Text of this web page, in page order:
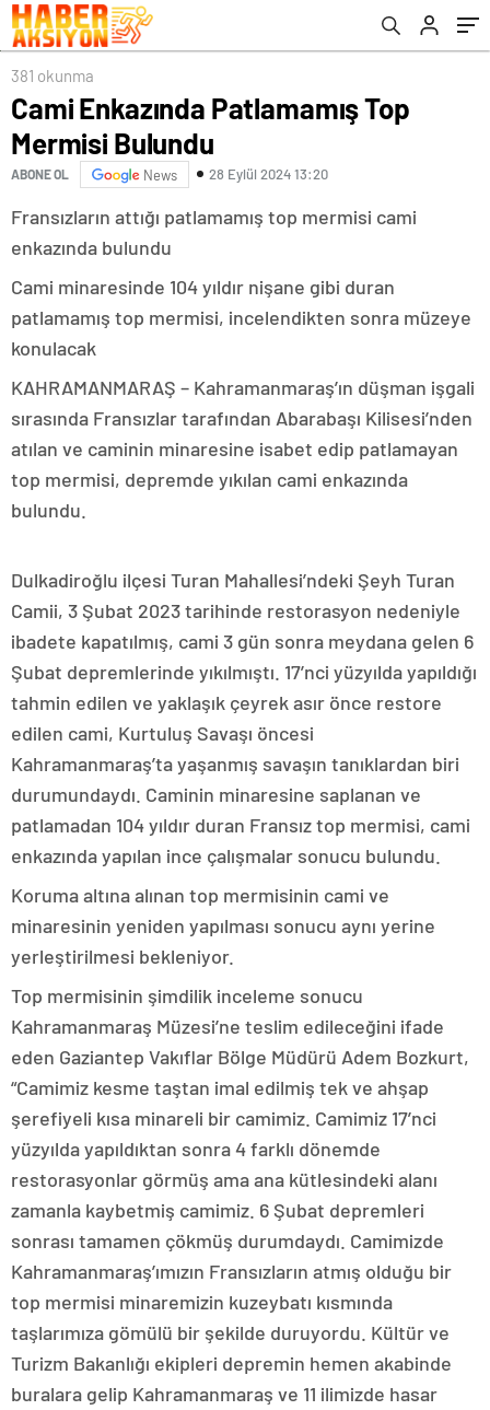
381 okunma
Cami Enkazında Patlamamış Top
Mermisi Bulundu
ABONE OL News 28 Eylül 2024 13:20
Fransızların attığı patlamamış top mermisi cami
enkazında bulundu
Cami minaresinde 104 yıldır nişane gibi duran
patlamamış top mermisi, incelendikten sonra müzeye
konulacak
KAHRAMANMARAŞ – Kahramanmaraş’ın düşman işgali
sırasında Fransızlar tarafından Abarabaşı Kilisesi’nden
atılan ve caminin minaresine isabet edip patlamayan
top mermisi, depremde yıkılan cami enkazında
bulundu.
Dulkadiroğlu ilçesi Turan Mahallesi’ndeki Şeyh Turan
Camii, 3 Şubat 2023 tarihinde restorasyon nedeniyle
ibadete kapatılmış, cami 3 gün sonra meydana gelen 6
Şubat depremlerinde yıkılmıştı. 17’nci yüzyılda yapıldığı
tahmin edilen ve yaklaşık çeyrek asır önce restore
edilen cami, Kurtuluş Savaşı öncesi
Kahramanmaraş’ta yaşanmış savaşın tanıklardan biri
durumundaydı. Caminin minaresine saplanan ve
patlamadan 104 yıldır duran Fransız top mermisi, cami
enkazında yapılan ince çalışmalar sonucu bulundu.
Koruma altına alınan top mermisinin cami ve
minaresinin yeniden yapılması sonucu aynı yerine
yerleştirilmesi bekleniyor.
Top mermisinin şimdilik inceleme sonucu
Kahramanmaraş Müzesi’ne teslim edileceğini ifade
eden Gaziantep Vakıflar Bölge Müdürü Adem Bozkurt,
“Camimiz kesme taştan imal edilmiş tek ve ahşap
şerefiyeli kısa minareli bir camimiz. Camimiz 17’nci
yüzyılda yapıldıktan sonra 4 farklı dönemde
restorasyonlar görmüş ama ana kütlesindeki alanı
zamanla kaybetmiş camimiz. 6 Şubat depremleri
sonrası tamamen çökmüş durumdaydı. Camimizde
Kahramanmaraş’ımızın Fransızların atmış olduğu bir
top mermisi minaremizin kuzeybatı kısmında
taşlarımıza gömülü bir şekilde duruyordu. Kültür ve
Turizm Bakanlığı ekipleri depremin hemen akabinde
buralara gelip Kahramanmaraş ve 11 ilimizde hasar